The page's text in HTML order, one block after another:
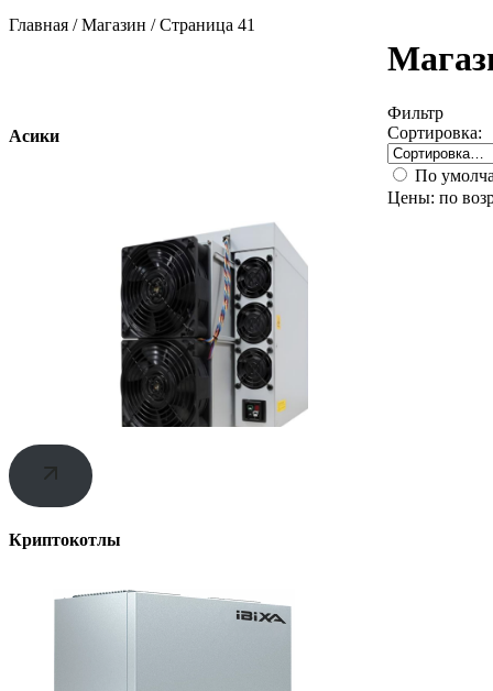
Главная /Магазин / Страница 41
Асики
Криптокотлы
Фильтр
Сортировка:
По
Цены: по